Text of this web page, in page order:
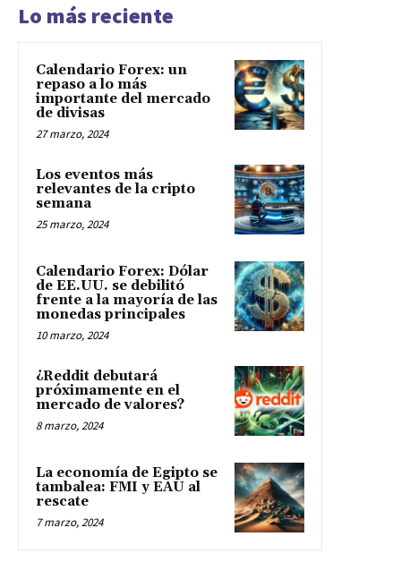
Lo más reciente
Calendario Forex: un
repaso a lo más
importante del mercado
de divisas
27 marzo, 2024
Los eventos más
relevantes de la cripto
semana
25 marzo, 2024
Calendario Forex: Dólar
de EE.UU. se debilitó
frente a la mayoría de las
monedas principales
10 marzo, 2024
¿Reddit debutará
próximamente en el
mercado de valores?
8 marzo, 2024
La economía de Egipto se
tambalea: FMI y EAU al
rescate
7 marzo, 2024